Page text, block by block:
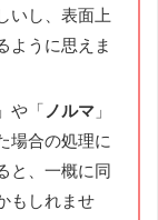
いし、表面上
ように思えま
や「 ノルマ 」
場合の処理に
と、一概に同
もしれませ